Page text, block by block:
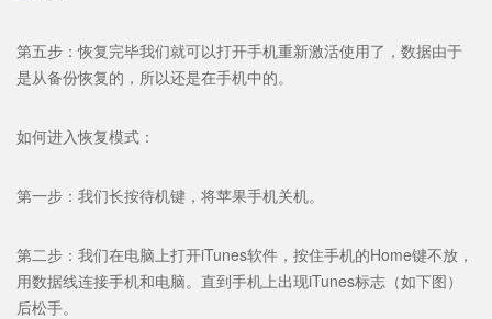
第五步：恢复完毕我们就可以打开手机重新激活使用了，数据由于
是从备份恢复的，所以还是在手机中的。
如何进入恢复模式：
第一步：我们长按待机键，将苹果手机关机。
第二步：我们在电脑上打开iTunes软件，按住手机的Home键不放，
用数据线连接手机和电脑。直到手机上出现iTunes标志（如下图）
后松手。